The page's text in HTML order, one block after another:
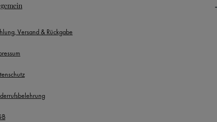
Versand & Rückgabe